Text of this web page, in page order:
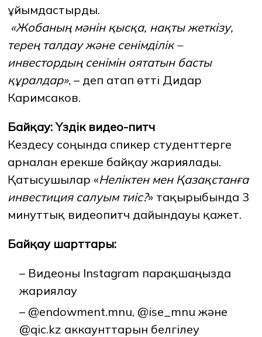
ұйымдастырды.
«Жобаның мәнін қысқа, нақты жеткізу,
терең талдау және сенімділік–
инвестордың сенімін оятатын басты
құралдар», – деп атап өтті Дидар
Каримсаков.
Байқау: Үздіквидео-питч
Кездесу соңында спикер студенттерге
арналған ерекше байқау жариялады.
Қатысушылар «НеліктенменҚазақстанға
инвестициясалуымтиіс?» тақырыбында 3
минуттық видеопитч дайындауы қажет.
Байқау шарттары:
– Видеоны Instagram парақшаңызда
жариялау
– @endowment.mnu, @ise_mnu және
@qic.kz аккаунттарын белгілеу